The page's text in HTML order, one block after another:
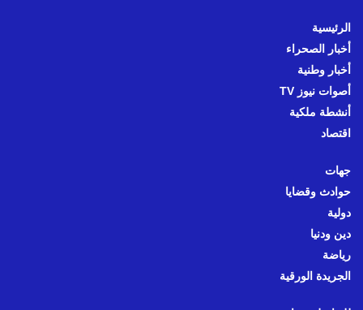
الرئيسية
أخبار الصحراء
أخبار وطنية
أصوات نيوز TV
أنشطة ملكية
اقتصاد
جهات
حوادث وقضايا
دولية
دين ودنيا
رياضة
الجريدة الورقية